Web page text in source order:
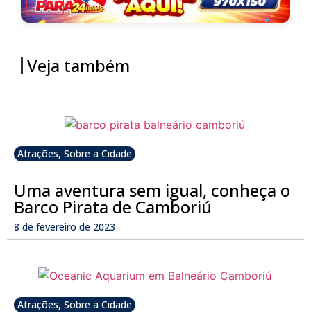
Veja também
Atrações, Sobre a Cidade
Uma aventura sem igual, conheça o
Barco Pirata de Camboriú
8 de fevereiro de 2023
Atrações, Sobre a Cidade